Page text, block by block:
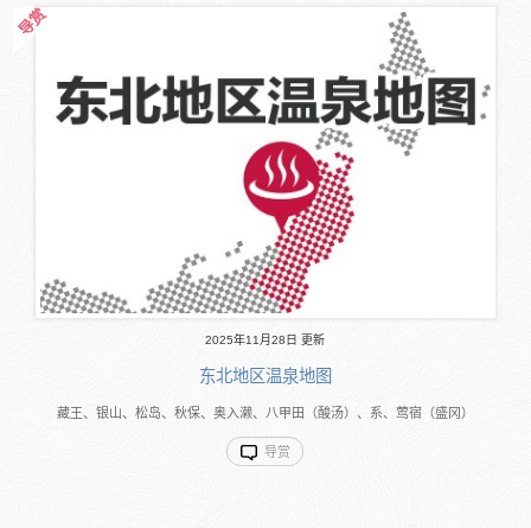
2025年11月28日 更新
东北地区温泉地图
藏王、银山、松岛、秋保、奥入濑、八甲田（酸汤）、系、莺宿（盛冈）
导赏